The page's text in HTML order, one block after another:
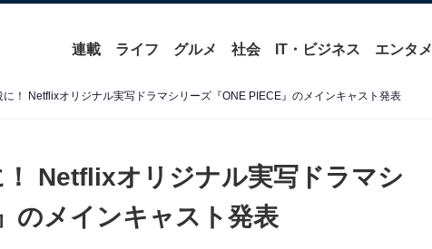
連載 ライフ グルメ 社会 IT・ビジネス エンタメ
！ Netflixオリジナル実写ドラマシリーズ『ONE PIECE』のメインキャスト発表
Netflixオリジナル実写ドラマシ
のメインキャスト発表